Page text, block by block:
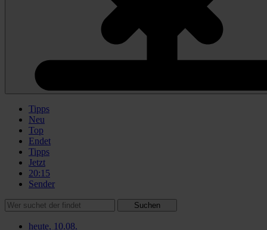
Tipps
Neu
Top
Endet
Tipps
Jetzt
20:15
Sender
Suchen
heute, 10.08.